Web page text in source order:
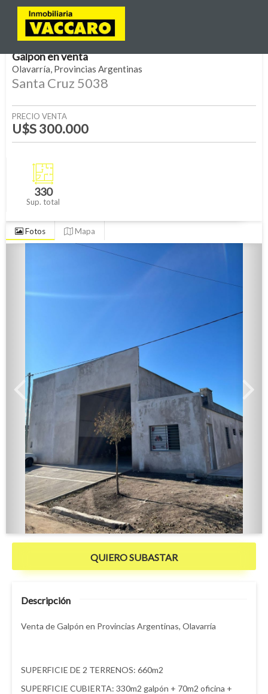
Galponenventa
Olavarría Provincias Argentinas
Santa Cruz 5038
PRECIO VENTA
U$S 300.000
330
Sup. total
Fotos Mapa
QUIERO SUBASTAR
Descripción
Venta de Galpón en Provincias Argentinas, Olavarría
SUPERFICIE DE 2 TERRENOS: 660m2
SUPERFICIE CUBIERTA: 330m2 galpón + 70m2 oficina +